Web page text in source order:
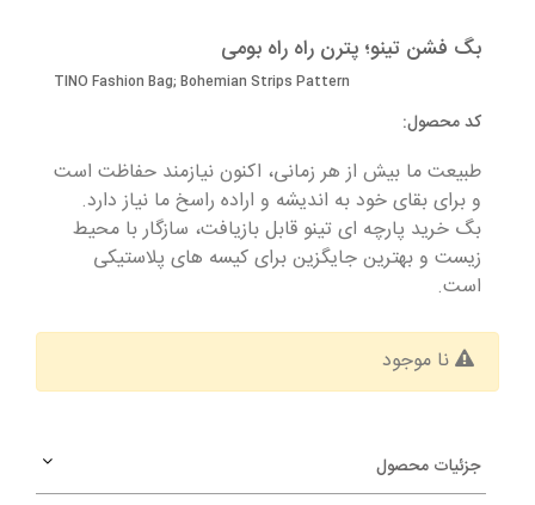
بگ فشن تینو؛ پترن راه راه بومی
بگ فشن تینو؛ پترن راه راه بومی
TINO Fashion Bag; Bohemian Strips Pattern
کد محصول:
طبيعت ما بيش از هر زمانی، اكنون نيازمند حفاظت است
و برای بقای خود به اندیشه و اراده راسخ ما نیاز دارد.
بگ خرید پارچه ای تینو قابل بازیافت، سازگار با محیط
زیست و بهترین جایگزین برای کیسه های پلاستیکی
است.
نا موجود
جزئیات محصول